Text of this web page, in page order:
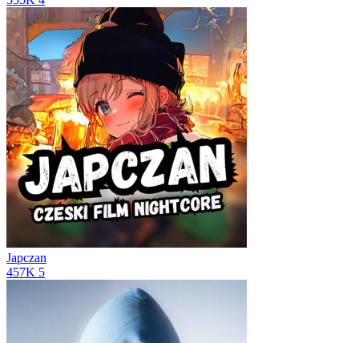
Japczan
457K 5